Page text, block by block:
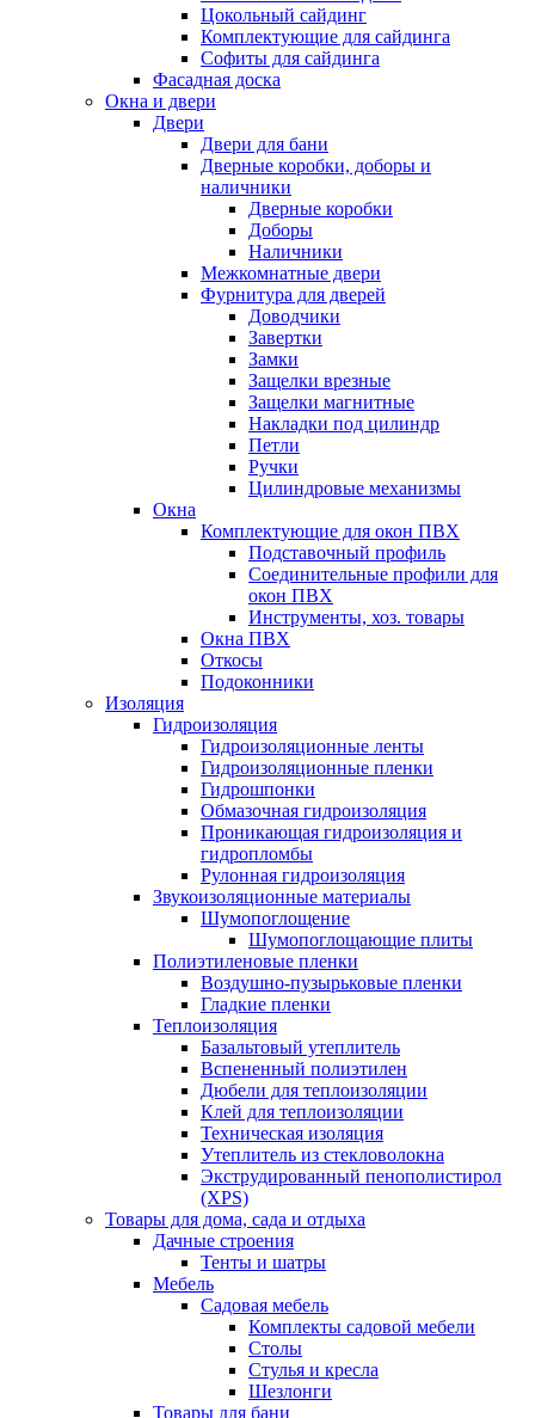
Цокольный сайдинг
Комплектующие для сайдинга
Софиты для сайдинга
Фасадная доска
Окна и двери
Двери
Двери для бани
Дверные коробки, доборы и
наличники
Дверные коробки
Доборы
Наличники
Межкомнатные двери
Фурнитура для дверей
Доводчики
Завертки
Замки
Защелки врезные
Защелки магнитные
Накладки под цилиндр
Петли
Ручки
Цилиндровые механизмы
Окна
Комплектующие для окон ПВХ
Подставочный профиль
Соединительные профили для
окон ПВХ
Инструменты, хоз. товары
Окна ПВХ
Откосы
Подоконники
Изоляция
Гидроизоляция
Гидроизоляционные ленты
Гидроизоляционные пленки
Гидрошпонки
Обмазочная гидроизоляция
Проникающая гидроизоляция и
гидропломбы
Рулонная гидроизоляция
Звукоизоляционные материалы
Шумопоглощение
Шумопоглощающие плиты
Полиэтиленовые пленки
Воздушно-пузырьковые пленки
Гладкие пленки
Теплоизоляция
Базальтовый утеплитель
Вспененный полиэтилен
Дюбели для теплоизоляции
Клей для теплоизоляции
Техническая изоляция
Утеплитель из стекловолокна
Экструдированный пенополистирол
(XPS)
Товары для дома, сада и отдыха
Дачные строения
Тенты и шатры
Мебель
Садовая мебель
Комплекты садовой мебели
Столы
Стулья и кресла
Шезлонги
Товары для бани